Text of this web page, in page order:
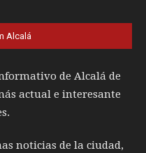
Alcalá
de Alcalá de
actual e interesante
noticias de la ciudad,